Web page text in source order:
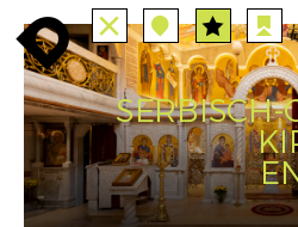
enroute enroute TOUTES station
route PARCOURS event
enroute INFO
close station angebote anreise
SERBISCH-